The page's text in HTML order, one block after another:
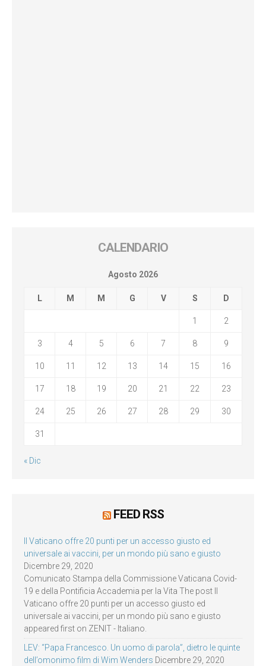
CALENDARIO
Agosto 2026
L M M G V S D
1 2
3 4 5 6 7 8 9
10 11 12 13 14 15 16
17 18 19 20 21 22 23
24 25 26 27 28 29 30
31
« Dic
FEED RSS
Il Vaticano offre 20 punti per un accesso giusto ed
universale ai vaccini, per un mondo più sano e giusto
Dicembre 29, 2020
Comunicato Stampa della Commissione Vaticana Covid-
19 e della Pontificia Accademia per la Vita The post Il
Vaticano offre 20 punti per un accesso giusto ed
universale ai vaccini, per un mondo più sano e giusto
appeared first on ZENIT - Italiano.
LEV: “Papa Francesco. Un uomo di parola”, dietro le quinte
dell’omonimo film di Wim Wenders Dicembre 29, 2020